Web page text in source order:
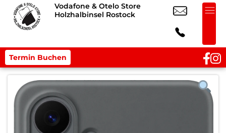
Vodafone & Otelo Store
Holzhalbinsel Rostock
Termin Buchen